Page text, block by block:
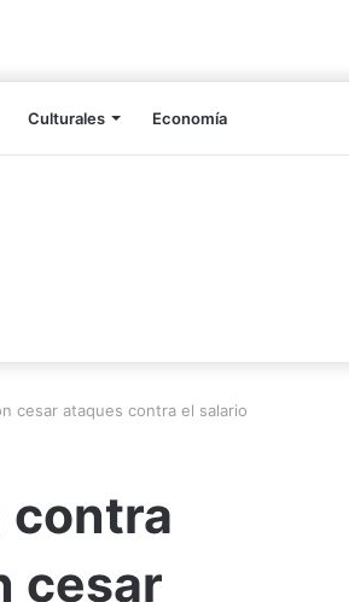
Culturales Economía
cesar ataques contra el salario
contra
cesar